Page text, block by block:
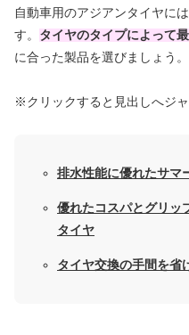
自動車用のアジアンタイヤに
す。 タイヤのタイプによって
に合った製品を選びましょう。
※クリックすると見出しへジ
排水性能に優れたサマ
優れたコスパとグリッ
タイヤ
タイヤ交換の手間を省